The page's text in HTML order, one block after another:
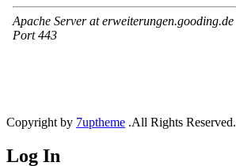
Copyright by 7uptheme .All Rights Reserved.
Log In